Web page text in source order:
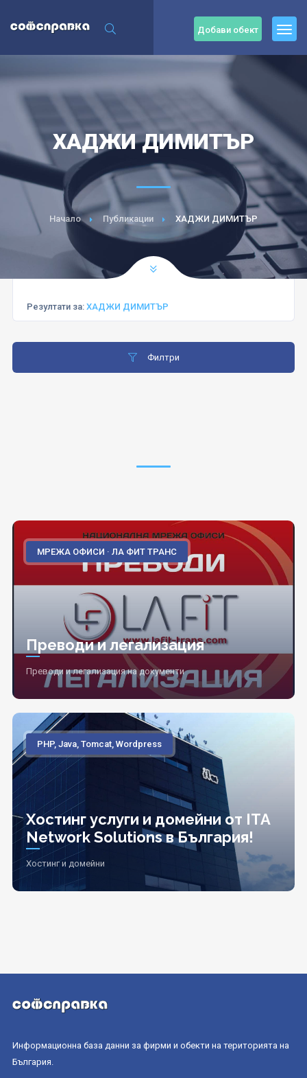
Добави обект
ХАДЖИ ДИМИТЪР
Начало Публикации ХАДЖИ ДИМИТЪР
Резултати за: ХАДЖИ ДИМИТЪР
Филтри
МРЕЖА ОФИСИ · ЛА ФИТ ТРАНС
Преводи и легализация
Преводи и легализация на документи
PHP, Java, Tomcat, Wordpress
Хостинг услуги и домейни от ITA
Network Solutions в България!
Хостинг и домейни
Информационна база данни за фирми и обекти на територията на
България.